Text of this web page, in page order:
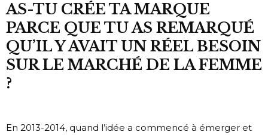
AS-TU CRÉE TA MARQUE
PARCE QUE TU AS REMARQUÉ
QU’IL Y AVAIT UN RÉEL BESOIN
SUR LE MARCHÉ DE LA FEMME
?
En 2013-2014, quand l’idée a commencé à émerger et